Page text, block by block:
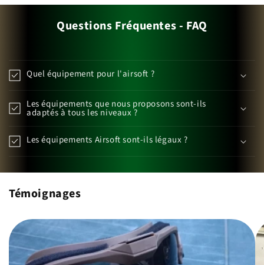
Questions Fréquentes - FAQ
Quel équipement pour l'airsoft ?
Les équipements que nous proposons sont-ils
adaptés à tous les niveaux ?
Les équipements Airsoft sont-ils légaux ?
Témoignages